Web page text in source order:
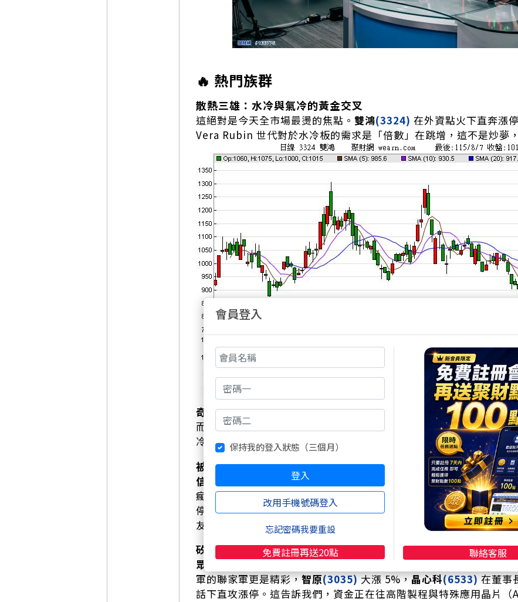
🔥 熱門族群
散熱三雄：水冷與氣冷的黃金交叉
這絕對是今天全市場最燙的焦點。 雙鴻(3324) 在外資點火下直奔漲
Vera Rubin 世代對於水冷板的需求是「倍數」在跳增，這不是炒夢
奇鋐(3017)同步受到美系大行調升目標價激勵，股價一度突破 2500
而
智伸科(4551)
作為水冷系統關鍵零組件供應商，盤中也大漲 4%
冷霸主，轉向水冷新藍海的過程。
被動元件漲價潮：是玩真的還是玩假的？
信昌電 蜜望實(8043)
三檔全數漲停鎖死
瘋狂湧入。但阿涵要提醒大家，禾伸堂目前是被列入處置股（分盤
停，這股氣勢確實強勁，但也意味著短線籌碼會更加凌亂。這是「本
友，看看就好。
矽光子與 IC 設計：聯家軍的逆襲
眾達-KY(4977)受惠博通大單利多，開盤直接鎖漲停 214.5 元，完全
軍的聯家軍更是精彩，智原(3035)大漲 5%，晶心科(6533)在董事
話下直攻漲停。這告訴我們，資金正在往高階製程與特殊應用晶片（
會員登入
保持我的登入狀態（三個月）
登入
改用手機號碼登入
忘記密碼我要重設
免費註冊再送20點 聯絡客服